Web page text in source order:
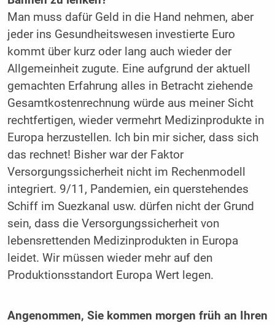
Man muss dafür Geld in die Hand nehmen, aber
jeder ins Gesundheitswesen investierte Euro
kommt über kurz oder lang auch wieder der
Allgemeinheit zugute. Eine aufgrund der aktuell
gemachten Erfahrung alles in Betracht ziehende
Gesamtkostenrechnung würde aus meiner Sicht
rechtfertigen, wieder vermehrt Medizinprodukte in
Europa herzustellen. Ich bin mir sicher, dass sich
das rechnet! Bisher war der Faktor
Versorgungssicherheit nicht im Rechenmodell
integriert. 9/11, Pandemien, ein querstehendes
Schiff im Suezkanal usw. dürfen nicht der Grund
sein, dass die Versorgungssicherheit von
lebensrettenden Medizinprodukten in Europa
leidet. Wir müssen wieder mehr auf den
Produktionsstandort Europa Wert legen.
Angenommen, Sie kommen morgen früh an Ihren